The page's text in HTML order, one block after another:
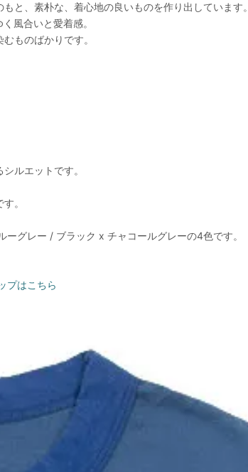
と、素朴な、着心地の良いものを作り出しています。
風合いと愛着感。
ものばかりです。
ルエットです。
。
グレー / ブラック x チャコールグレーの4色です。
プはこちら